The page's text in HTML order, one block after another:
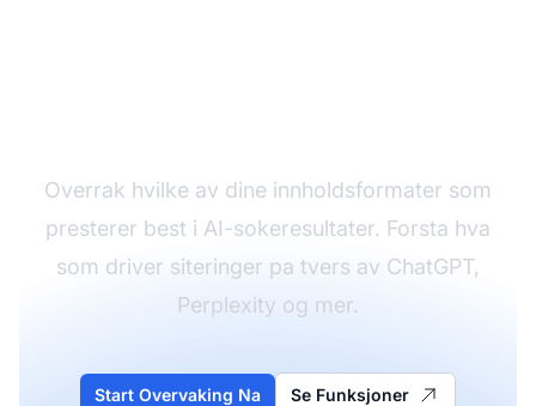
Overrak hvilke av dine innholdsformater som
presterer best i AI-sokeresultater. Forsta hva
som driver siteringer pa tvers av ChatGPT,
Perplexity og mer.
Start Overvaking Na Se Funksjoner